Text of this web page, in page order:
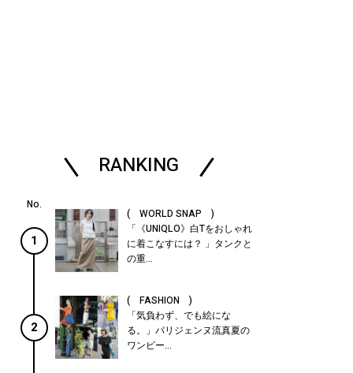
RANKING
1
( WORLD SNAP )
「《UNIQLO》白Tをおしゃれ
に着こなすには？ 」タンクと
の重...
2
( FASHION )
「気負わず、でも絵にな
る。」パリジェンヌ流真夏の
ワンピー...